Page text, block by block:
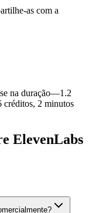
as com a
na duração—1.2
créditos, 2 minutos
ElevenLabs